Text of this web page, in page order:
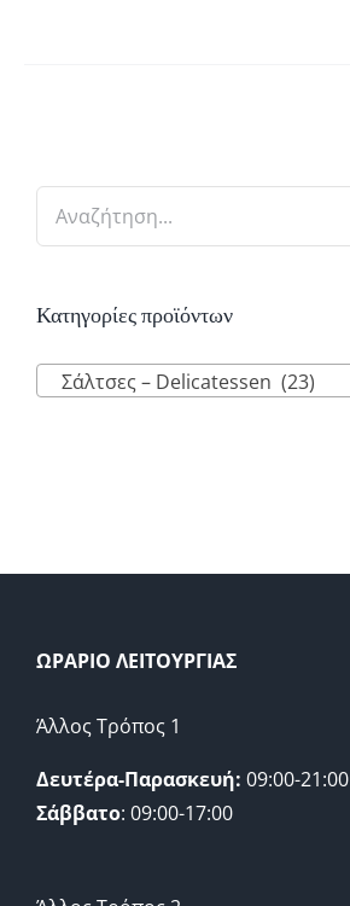
Κατηγορίες προϊόντων
Σάλτσες – Delicatessen (23)
ΩΡΑΡΙΟ ΛΕΙΤΟΥΡΓΙΑΣ
Άλλος Τρόπος 1
Δευτέρα-Παρασκευή: 09:00-21:00
Σάββατο: 09:00-17:00